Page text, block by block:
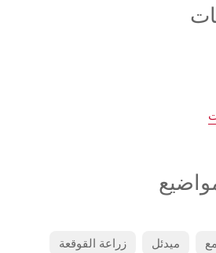
ميدئل
زراعة القوقعة